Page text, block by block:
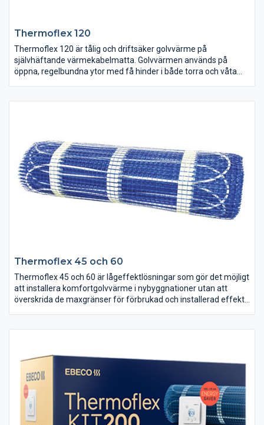
Thermoflex 120
Thermoflex 120 är tålig och driftsäker golvvärme på
självhäftande värmekabelmatta. Golvvärmen används på
öppna, regelbundna ytor med få hinder i både torra och våta
Thermoflex 45 och 60
Thermoflex 45 och 60 är lågeffektlösningar som gör det möjligt
att installera komfortgolvvärme i nybyggnationer utan att
överskrida de maxgränser för förbrukad och installerad effekt